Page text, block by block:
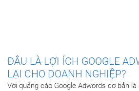
ĐÂU LÀ LỢI ÍCH GOOGLE
LẠI CHO DOANH NGHIỆP?
Với quảng cáo Google Adwords cơ bản